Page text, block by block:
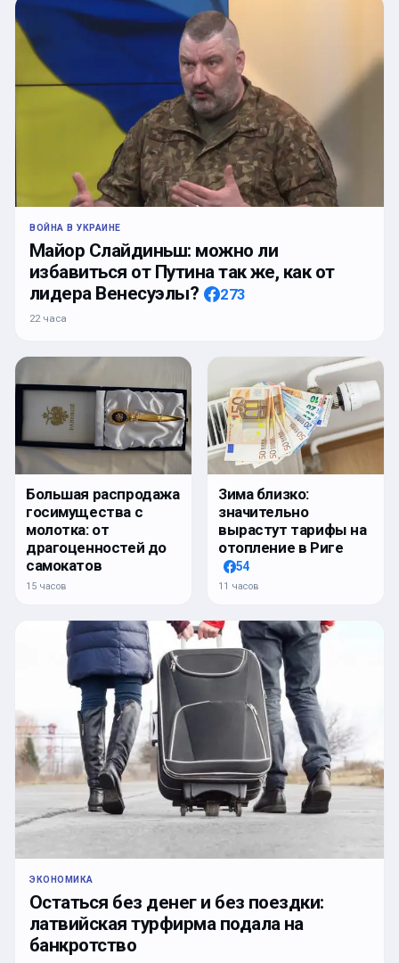
ВОЙНА В УКРАИНЕ
Майор Слайдиньш: можно ли
избавиться от Путина так же, как от
лидера Венесуэлы?
273
22 часа
Большая распродажа
госимущества с
молотка: от
драгоценностей до
самокатов
15 часов
Зима близко:
значительно
вырастут тарифы на
отопление в Риге
54
11 часов
ЭКОНОМИКА
Остаться без денег и без поездки:
латвийская турфирма подала на
банкротство